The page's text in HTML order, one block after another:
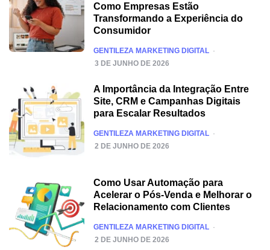
Como Empresas Estão
Transformando a Experiência do
Consumidor
POSTED
GENTILEZA MARKETING DIGITAL
3 DE JUNHO DE 2026
A Importância da Integração Entre
Site, CRM e Campanhas Digitais
para Escalar Resultados
POSTED
GENTILEZA MARKETING DIGITAL
2 DE JUNHO DE 2026
Como Usar Automação para
Acelerar o Pós-Venda e Melhorar o
Relacionamento com Clientes
POSTED
GENTILEZA MARKETING DIGITAL
2 DE JUNHO DE 2026